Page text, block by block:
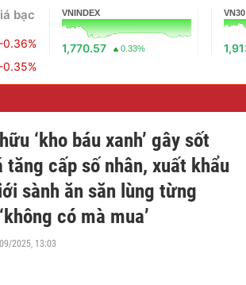
bạc
-0.36%
-0.35%
VNINDEX
1,770.57 0.33%
VN30
‘kho báu xanh’ gây sốt
tăng cấp số nhân, xuất khẩu
sành ăn săn lùng từng
có mà mua’
2025, 13:03